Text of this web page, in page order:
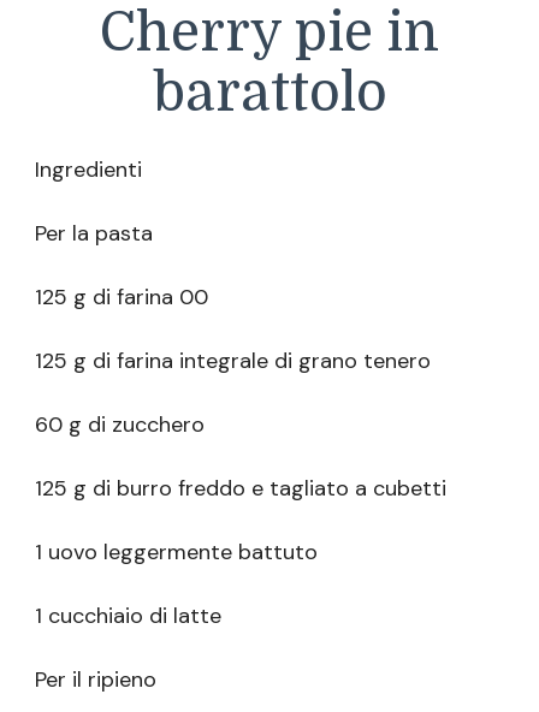
Cherry pie in
barattolo
Ingredienti
Per la pasta
125 g di farina 00
125 g di farina integrale di grano tenero
60 g di zucchero
125 g di burro freddo e tagliato a cubetti
1 uovo leggermente battuto
1 cucchiaio di latte
Per il ripieno